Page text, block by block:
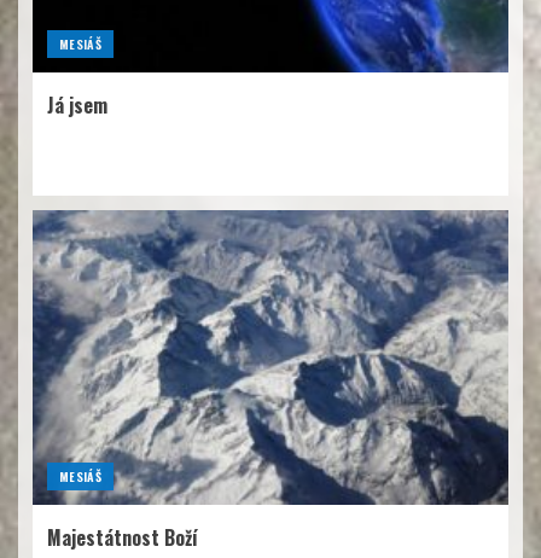
MESIÁŠ
Já jsem
MESIÁŠ
Majestátnost Boží